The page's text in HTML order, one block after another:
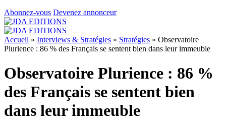
Abonnez-vous Devenez annonceur
Accueil » Interviews & Stratégies » Stratégies » Observatoire
Plurience : 86 % des Français se sentent bien dans leur immeuble
Observatoire Plurience : 86 %
des Français se sentent bien
dans leur immeuble